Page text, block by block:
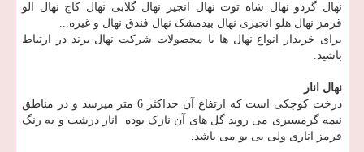
نهال گردو نهال شاه توت نهال انجیر نهال گلابی نهال کاج نهال الو
قرمز نهال هلو انجیری نهال بیدمشک نهال فندق نهال و غیره...
برای خریدار انواع نهال ها با محصولات شرکت نهال برند در ارتباط
باشید.
نهال انار
درخت کوچکی است که ارتفاع آن حداکثر 6 متر میرسد و در مناطق
نیمه گرمسیری می روید گل های آن نازک بوده انار درشت و به رنگ
قرمز اناری ولی بی بو می باشد.